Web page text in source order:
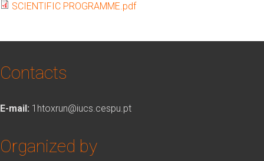
SCIENTIFIC PROGRAMME.pdf
Contacts
E-mail: 1htoxrun@iucs.cespu.pt
Organized by